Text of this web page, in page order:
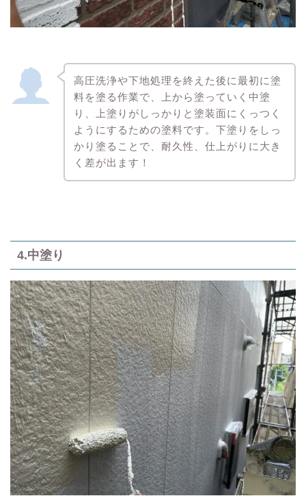
高圧洗浄や下地処理を終えた後に最初に塗
料を塗る作業で、上から塗っていく中塗
り、上塗りがしっかりと塗装面にくっつく
ようにするための塗料です。下塗りをしっ
かり塗ることで、耐久性、仕上がりに大き
く差が出ます！
4.中塗り